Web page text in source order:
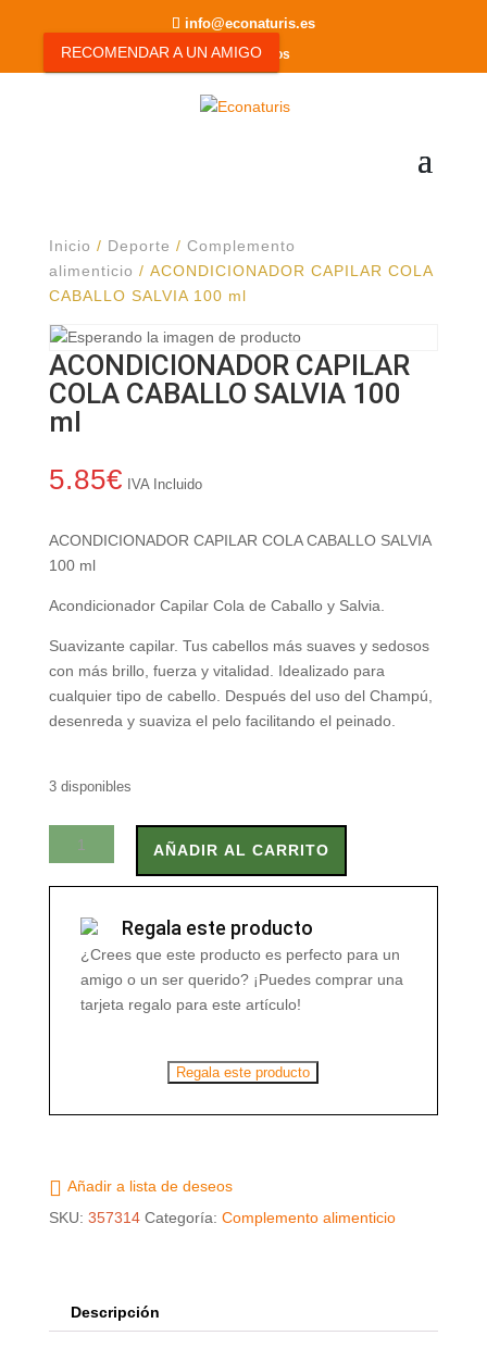
RECOMENDAR A UN AMIGO
info@econaturis.es
0 elementos
Inicio / Deporte / Complemento
alimenticio / ACONDICIONADOR CAPILAR COLA
CABALLO SALVIA 100 ml
ACONDICIONADOR CAPILAR
COLA CABALLO SALVIA 100
ml
5.85€ IVA Incluido
ACONDICIONADOR CAPILAR COLA CABALLO SALVIA
100 ml
Acondicionador Capilar Cola de Caballo y Salvia.
Suavizante capilar. Tus cabellos más suaves y sedosos
con más brillo, fuerza y vitalidad. Idealizado para
cualquier tipo de cabello. Después del uso del Champú,
desenreda y suaviza el pelo facilitando el peinado.
3 disponibles
ACONDICIONADOR
CAPILAR
COLA
SALVIA
cantidad
AÑADIR AL CARRITO
Regala este producto
¿Crees que este producto es perfecto para un
amigo o un ser querido? ¡Puedes comprar una
tarjeta regalo para este artículo!
Regala este producto
Añadir a lista de deseos
SKU: 357314 Categoría: Complemento alimenticio
Descripción